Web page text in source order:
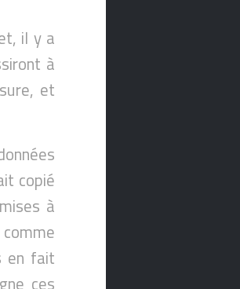
il y a
à
et
copié
à
en fait
ces